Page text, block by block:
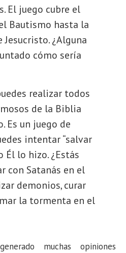
El juego cubre el
Bautismo hasta la
Jesucristo. ¿Alguna
cómo sería
realizar todos
de la Biblia
Es un juego de
intentar “salvar
Él lo hizo. ¿Estás
con Satanás en el
demonios, curar
la tormenta en el
muchas opiniones